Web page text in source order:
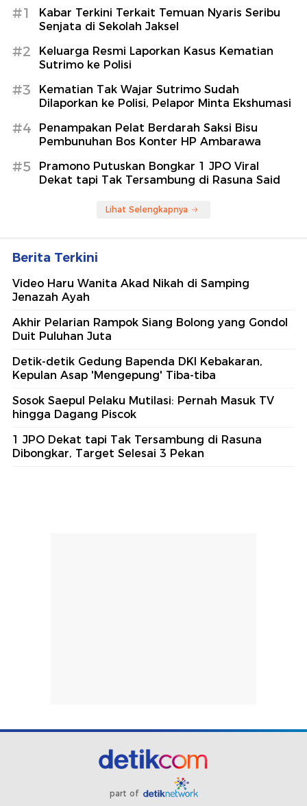
#1
Kabar Terkini Terkait Temuan Nyaris Seribu
Senjata di Sekolah Jaksel
#2
Keluarga Resmi Laporkan Kasus Kematian
Sutrimo ke Polisi
#3
Kematian Tak Wajar Sutrimo Sudah
Dilaporkan ke Polisi, Pelapor Minta Ekshumasi
#4
Penampakan Pelat Berdarah Saksi Bisu
Pembunuhan Bos Konter HP Ambarawa
#5
Pramono Putuskan Bongkar 1 JPO Viral
Dekat tapi Tak Tersambung di Rasuna Said
Lihat Selengkapnya
Berita Terkini
Video Haru Wanita Akad Nikah di Samping
Jenazah Ayah
Akhir Pelarian Rampok Siang Bolong yang Gondol
Duit Puluhan Juta
Detik-detik Gedung Bapenda DKI Kebakaran,
Kepulan Asap 'Mengepung' Tiba-tiba
Sosok Saepul Pelaku Mutilasi: Pernah Masuk TV
hingga Dagang Piscok
1 JPO Dekat tapi Tak Tersambung di Rasuna
Dibongkar, Target Selesai 3 Pekan
part of